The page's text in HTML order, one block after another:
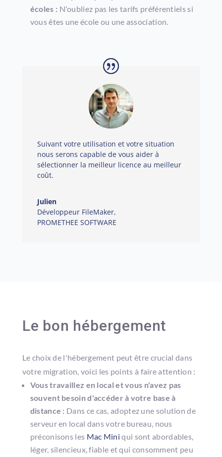
écoles : N'oubliez pas les tarifs préférentiels si
vous êtes une école ou une association.
Suivant votre utilisation et votre situation
nous serons capable de vous aider à
sélectionner la meilleur licence au meilleur
coût.
Julien
Développeur FileMaker,
PROMETHEE SOFTWARE
Le bon hébergement
Le choix de l'hébergement peut être crucial dans
votre migration, voici les points à faire attention :
Vous travaillez en local et vous n'avez pas
souvent besoin d'accéder à votre base à
distance : Dans ce cas, adoptez une solution de
serveur en local dans votre bureau, nous
préconisons les Mac Mini qui sont abordables,
léger, silencieux, fiable et qui consomment peu